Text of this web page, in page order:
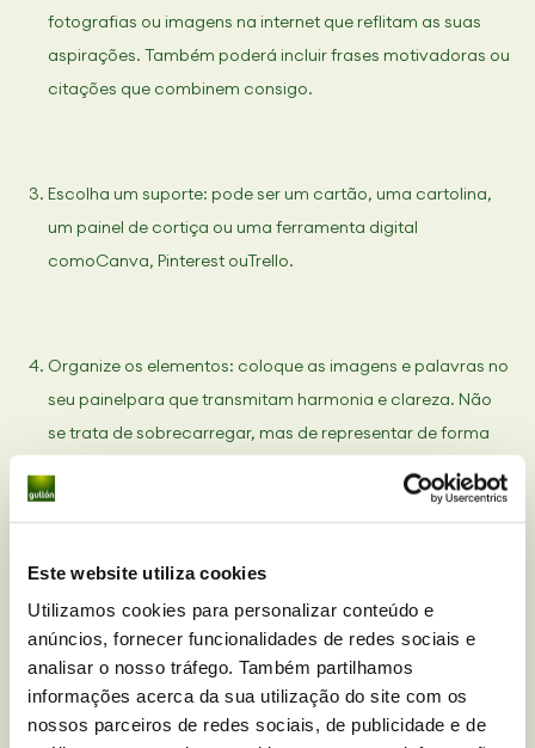
Este website utiliza cookies
Utilizamos cookies para personalizar conteúdo e
anúncios, fornecer funcionalidades de redes sociais e
analisar o nosso tráfego. Também partilhamos
informações acerca da sua utilização do site com os
nossos parceiros de redes sociais, de publicidade e de
fotografias ou imagens na internet que reflitam as suas
aspirações. Também poderá incluir frases motivadoras ou
citações que combinem consigo.
Escolha um suporte: pode ser um cartão, uma cartolina,
um painel de cortiça ou uma ferramenta digital
comoCanva, Pinterest ouTrello.
Organize os elementos: coloque as imagens e palavras no
seu painelpara que transmitam harmonia e clareza. Não
se trata de sobrecarregar, mas de representar de forma
Deixe-o num lugar visível: ovisionboard
espaço que veja todos os dias, como o seu escritório, o
seu quarto ou o ecrã inicial do seu computador.
Reveja-o e atualize-o: com o passar do tempo, é possível